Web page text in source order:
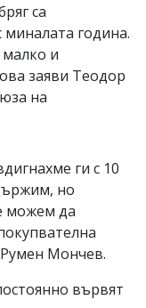
са
миналата година.
и
заяви Теодор
на
ги с 10
но
можем да
Мончев.
вървят